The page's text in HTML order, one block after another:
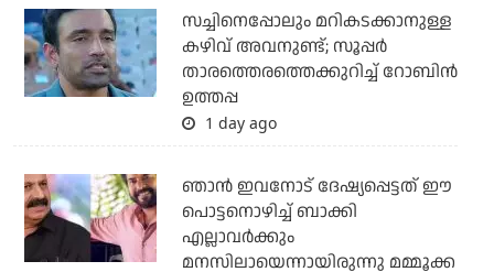
സച്ചിനെപ്പോലും മറികടക്കാനുള്ള
കഴിവ് അവനുണ്ട്; സൂപ്പര്‍
താരത്തെരത്തെക്കുറിച്ച് റോബിന്‍
ഉത്തപ്പ
1 day ago
ഞാന്‍ ഇവനോട് ദേഷ്യപ്പെട്ടത് ഈ
പൊട്ടനൊഴിച്ച് ബാക്കി
എല്ലാവര്‍ക്കും
മനസിലായെന്നായിരുന്നു മമ്മൂക്ക